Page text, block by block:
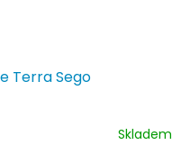
Terra Sego
Skladem